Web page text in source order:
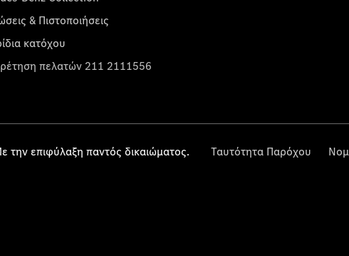
& Πιστοποιήσεις
κατόχου
πελατών 211 2111556
επιφύλαξη παντός δικαιώματος. Ταυτότητα Παρόχου